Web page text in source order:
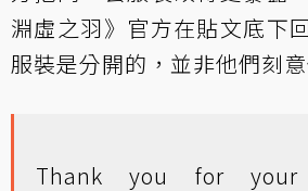
淵虛之羽》官方在貼文底下
服裝是分開的，並非他們刻意
Thank you for